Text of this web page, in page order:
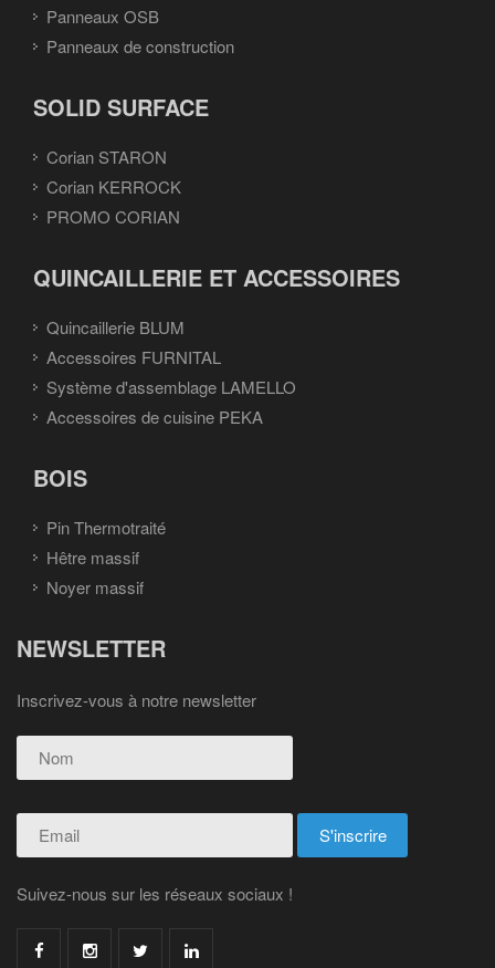
Panneaux OSB
Panneaux de construction
SOLID SURFACE
Corian STARON
Corian KERROCK
PROMO CORIAN
QUINCAILLERIE ET ACCESSOIRES
Quincaillerie BLUM
Accessoires FURNITAL
Système d'assemblage LAMELLO
Accessoires de cuisine PEKA
BOIS
Pin Thermotraité
Hêtre massif
Noyer massif
NEWSLETTER
Inscrivez-vous à notre newsletter
Suivez-nous sur les réseaux sociaux !